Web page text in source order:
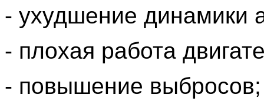
- ухудшение динамики
- плохая работа
- повышение выбросов;